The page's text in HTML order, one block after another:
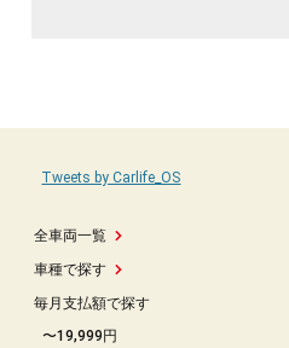
全車両一覧
車種で探す
毎月支払額で探す
〜19,999円
Tweets by Carlife_OS